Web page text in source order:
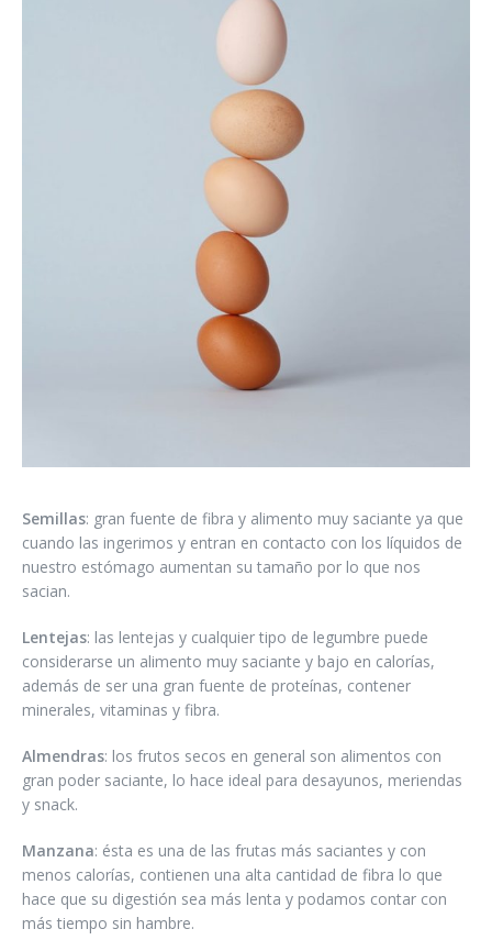
Semillas: gran fuente de fibra y alimento muy saciante ya que
cuando las ingerimos y entran en contacto con los líquidos de
nuestro estómago aumentan su tamaño por lo que nos
sacian.
Lentejas: las lentejas y cualquier tipo de legumbre puede
considerarse un alimento muy saciante y bajo en calorías,
además de ser una gran fuente de proteínas, contener
minerales, vitaminas y fibra.
Almendras: los frutos secos en general son alimentos con
gran poder saciante, lo hace ideal para desayunos, meriendas
y snack.
Manzana: ésta es una de las frutas más saciantes y con
menos calorías, contienen una alta cantidad de fibra lo que
hace que su digestión sea más lenta y podamos contar con
más tiempo sin hambre.